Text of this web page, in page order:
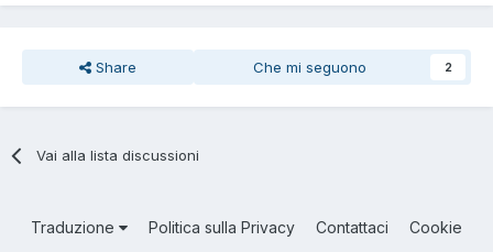
Share Che mi seguono 2
Vai alla lista discussioni
Traduzione Politica sulla Privacy Contattaci Cookie